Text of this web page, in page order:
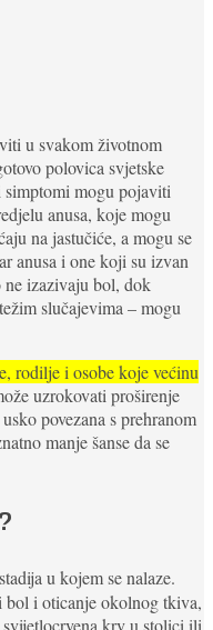
u svakom životnom
polovica svjetske
simptomi mogu pojaviti
anusa, koje mogu
na jastučiće, a mogu se
anusa i one koji su izvan
izazivaju bol, dok
slučajevima – mogu
rodilje i osobe koje većinu
uzrokovati proširenje
povezana s prehranom
manje šanse da se
u kojem se nalaze.
bol i oticanje okolnog tkiva,
krv u stolici ili